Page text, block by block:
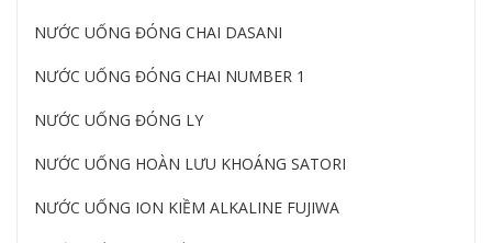
NƯỚC UỐNG ĐÓNG CHAI DASANI
NƯỚC UỐNG ĐÓNG CHAI NUMBER 1
NƯỚC UỐNG ĐÓNG LY
NƯỚC UỐNG HOÀN LƯU KHOÁNG SATORI
NƯỚC UỐNG ION KIỀM ALKALINE FUJIWA